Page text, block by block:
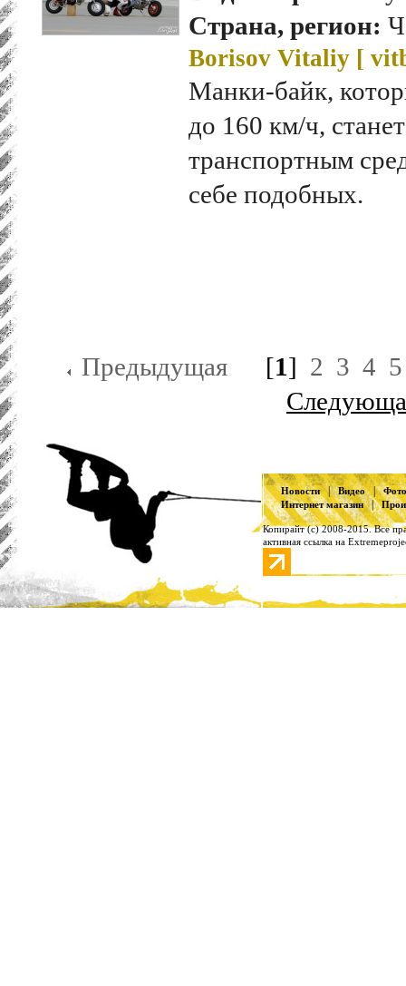
Страна, регион:
Borisov Vitaliy [
Манки-байк,
до 160 км/ч,
транспортным
себе подобных.
Предыдущая [1] 2 3 4 5
Новости|Видео|
Интернет магазин|
Копирайт (с) 2008-2015. Все
активная ссылка на